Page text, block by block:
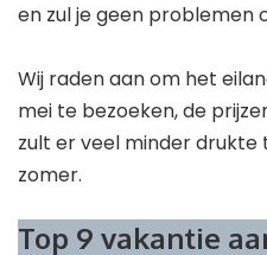
en zul je geen problemen
Wij raden aan om het
mei te bezoeken, de
zult er veel minder drukte
zomer.
Top 9 vakantie